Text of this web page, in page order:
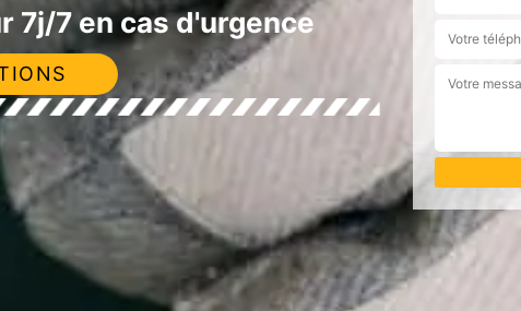
7j/7 en cas d'urgence